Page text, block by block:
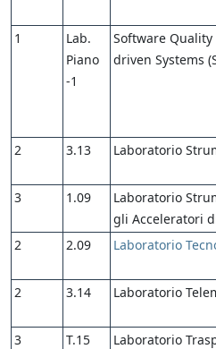
1
Lab.
Piano
-1
Software
driven Systems
2
3.13 Laboratorio
3
1.09
Laboratorio
gli Acceleratori
2
2.09 Laboratorio
2
3.14 Laboratorio
3
T.15 Laboratorio